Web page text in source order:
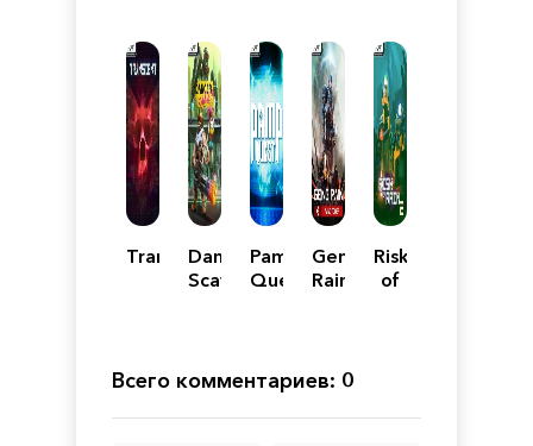
TransientDanger
Scavenger
Pamp
Quest
Gene
Rain:
Risk
of
Всего комментариев: 0